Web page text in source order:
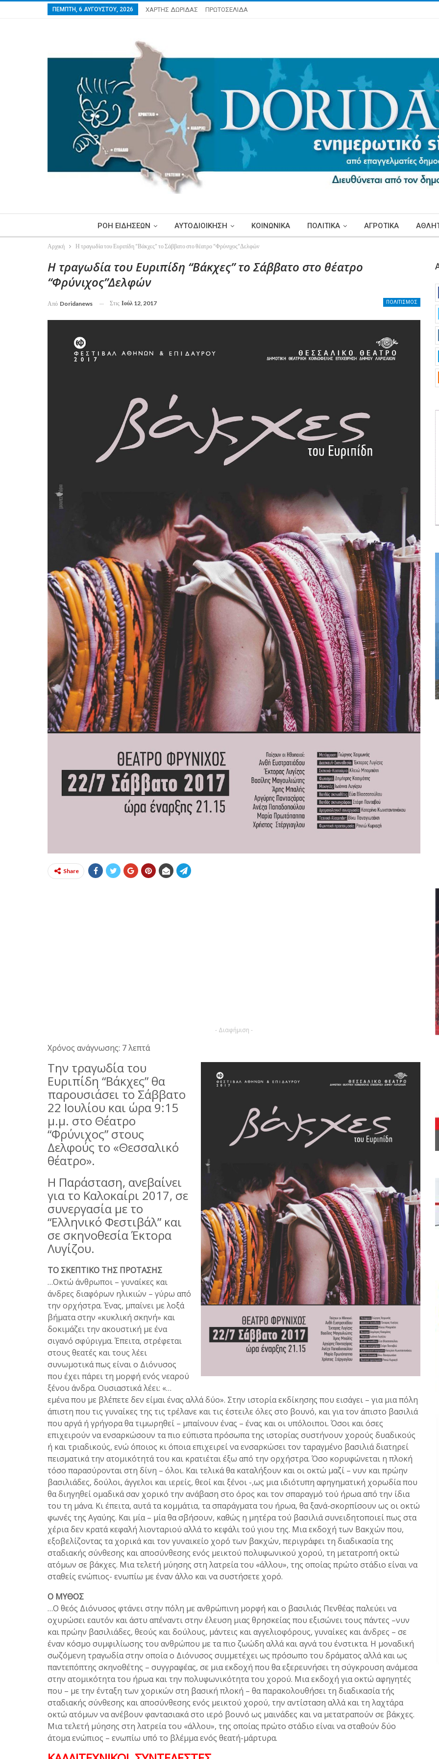
ΠΈΜΠΤΗ, 6 ΑΥΓΟΎΣΤΟΥ, 2026 ΧΑΡΤΗΣ ΔΩΡΙΔΑΣ ΠΡΩΤΟΣΕΛΙΔΑ
ΡΟΗ ΕΙΔΗΣΕΩΝ ΑΥΤΟΔΙΟΙΚΗΣΗ ΚΟΙΝΩΝΙΚΑ ΠΟΛΙΤΙΚΑ ΑΓΡΟΤΙΚΑ
Αρχική Η τραγωδία του Ευριπίδη “Βάκχες” το Σάββατο στο θέατρο “Φρύνιχος”Δελφών
Η τραγωδία του Ευριπίδη “Βάκχες” το Σάββατο στο θέατρο
“Φρύνιχος”Δελφών
ΠΟΛΙΤΙΣΜΟΣ
Από Doridanews Στις Ιούλ 12, 2017
Share
- Διαφήμιση -
Χρόνος ανάγνωσης: 7 λεπτά
Την τραγωδία του
Ευριπίδη “Βάκχες” θα
παρουσιάσει το Σάββατο
22 Ιουλίου και ώρα 9:15
μ.μ. στο Θέατρο
“Φρύνιχος” στους
Δελφούς το «Θεσσαλικό
θέατρο».
Η Παράσταση, ανεβαίνει
για το Καλοκαίρι 2017, σε
συνεργασία με το
“Ελληνικό Φεστιβάλ” και
σε σκηνοθεσία Έκτορα
Λυγίζου.
ΤΟ ΣΚΕΠΤΙΚΟ ΤΗΣ ΠΡΟΤΑΣΗΣ
…Οκτώ άνθρωποι – γυναίκες και
άνδρες διαφόρων ηλικιών – γύρω από
την ορχήστρα. Ένας, μπαίνει με λοξά
βήματα στην «κυκλική σκηνή» και
δοκιμάζει την ακουστική με ένα
σιγανό σφύριγμα. Έπειτα, στρέφεται
στους θεατές και τους λέει
συνωμοτικά πως είναι o Διόνυσος
που έχει πάρει τη μορφή ενός νεαρού
ξένου άνδρα. Ουσιαστικά λέει: «…
εμένα που με βλέπετε δεν είμαι ένας αλλά δύο». Στην ιστορία εκδίκησης που εισάγει – για μια πόλη
άπιστη που τις γυναίκες της τις τρέλανε και τις έστειλε όλες στο βουνό, και για τον άπιστο βασιλιά
που αργά ή γρήγορα θα τιμωρηθεί – μπαίνουν ένας – ένας και οι υπόλοιποι. Όσοι και όσες
επιχειρούν να ενσαρκώσουν τα πιο εύπιστα πρόσωπα της ιστορίας συστήνουν χορούς δυαδικούς
ή και τριαδικούς, ενώ όποιος κι όποια επιχειρεί να ενσαρκώσει τον ταραγμένο βασιλιά διατηρεί
πεισματικά την ατομικότητά του και κρατιέται έξω από την ορχήστρα. Όσο κορυφώνεται η πλοκή
τόσο παρασύρονται στη δίνη – όλοι. Και τελικά θα καταλήξουν και οι οκτώ μαζί – νυν και πρώην
βασιλιάδες, δούλοι, άγγελοι και ιερείς, θεοί και ξένοι -,ως μια ιδιότυπη αφηγηματική χορωδία που
θα διηγηθεί ομαδικά σαν χορικό την ανάβαση στο όρος και τον σπαραγμό τού ήρωα από την ίδια
του τη μάνα. Κι έπειτα, αυτά τα κομμάτια, τα σπαράγματα του ήρωα, θα ξανά-σκορπίσουν ως οι οκτώ
φωνές της Αγαύης. Και μία – μία θα σβήσουν, καθώς η μητέρα τού βασιλιά συνειδητοποιεί πως στα
χέρια δεν κρατά κεφαλή λιονταριού αλλά το κεφάλι τού γιου της. Μια εκδοχή των Βακχών που,
εξοβελίζοντας τα χορικά και τον γυναικείο χορό των βακχών, περιγράφει τη διαδικασία της
σταδιακής σύνθεσης και αποσύνθεσης ενός μεικτού πολυφωνικού χορού, τη μετατροπή οκτώ
ατόμων σε βάκχες. Μια τελετή μύησης στη λατρεία του «άλλου», της οποίας πρώτο στάδιο είναι να
σταθείς ενώπιος- ενωπίω με έναν άλλο και να συστήσετε χορό.
Ο ΜΥΘΟΣ
…Ο θεός Διόνυσος φτάνει στην πόλη με ανθρώπινη μορφή και ο βασιλιάς Πενθέας παλεύει να
οχυρώσει εαυτόν και άστυ απέναντι στην έλευση μιας θρησκείας που εξισώνει τους πάντες –νυν
και πρώην βασιλιάδες, θεούς και δούλους, μάντεις και αγγελιοφόρους, γυναίκες και άνδρες – σε
έναν κόσμο συμφιλίωσης του ανθρώπου με τα πιο ζωώδη αλλά και αγνά του ένστικτα. Η μοναδική
σωζόμενη τραγωδία στην οποία ο Διόνυσος συμμετέχει ως πρόσωπο του δράματος αλλά και ως
παντεπόπτης σκηνοθέτης – συγγραφέας, σε μια εκδοχή που θα εξερευνήσει τη σύγκρουση ανάμεσα
στην ατομικότητα του ήρωα και την πολυφωνικότητα του χορού. Μια εκδοχή για οκτώ αφηγητές
που – με την ένταξη των χορικών στη βασική πλοκή – θα παρακολουθήσει τη διαδικασία τής
σταδιακής σύνθεσης και αποσύνθεσης ενός μεικτού χορού, την αντίσταση αλλά και τη λαχτάρα
οκτώ ατόμων να ανέβουν φαντασιακά στο ιερό βουνό ως μαινάδες και να μετατραπούν σε βάκχες.
Μια τελετή μύησης στη λατρεία του «άλλου», της οποίας πρώτο στάδιο είναι να σταθούν δύο
άτομα ενώπιος – ενωπίω υπό το βλέμμα ενός θεατή-μάρτυρα.